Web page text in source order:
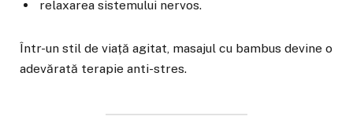
relaxarea sistemului nervos.
Într-un stil de viață agitat, masajul cu bambus devine o
adevărată terapie anti-stres.